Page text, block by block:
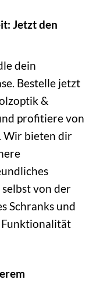
Jetzt den
dein
Bestelle jetzt
&
profitiere von
Wir bieten dir
von der
Schranks und
Funktionalität